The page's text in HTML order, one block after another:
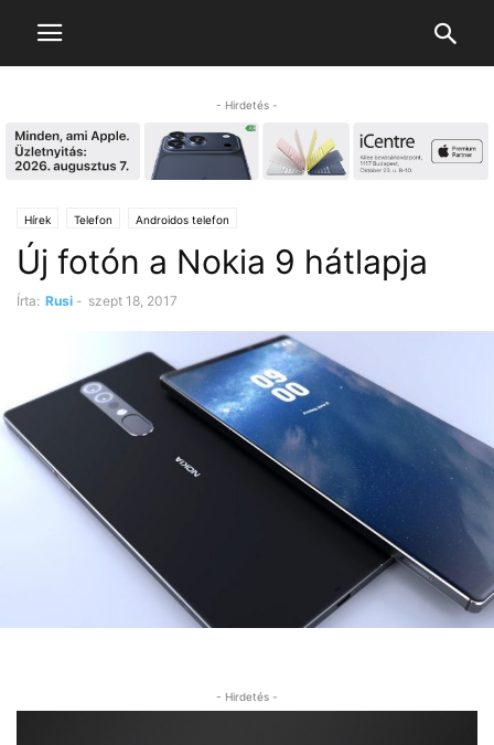
- Hirdetés -
Hírek Telefon Androidos telefon
Új fotón a Nokia 9 hátlapja
Írta: Rusi - szept 18, 2017
- Hirdetés -